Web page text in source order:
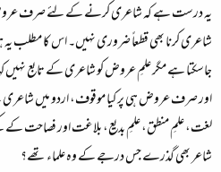
یہ درست ہے کہ شاعری کرنے کے لئے صرف
شاعری کرنا بھی قطعاً ضروری نہیں۔ اس کا مطلب یہ
جاسکتا ہے مگر علمِ عروض کو شاعری کے تابع نہیں
اور صرف عروض ہی پر کیا موقوف، اردو میں شاعری
لغت، علمِ منطق، علمِ بدیع، بلاغت اور فصاحت کے
شاعر بھی گذرے جس درجے کے وہ علماء تھے؟